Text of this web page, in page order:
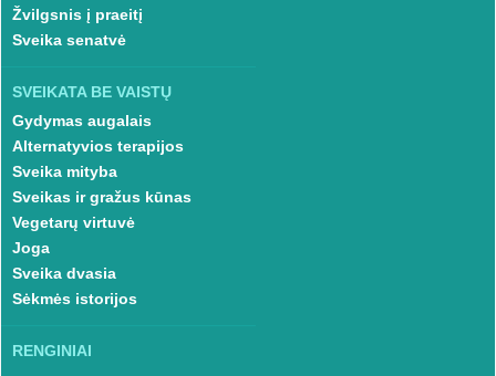
Žvilgsnis į praeitį
Sveika senatvė
SVEIKATA BE VAISTŲ
Gydymas augalais
Alternatyvios terapijos
Sveika mityba
Sveikas ir gražus kūnas
Vegetarų virtuvė
Joga
Sveika dvasia
Sėkmės istorijos
RENGINIAI